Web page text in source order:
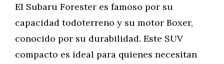
El Subaru Forester es famoso por su
capacidad todoterreno y su motor Boxer,
conocido por su durabilidad. Este SUV
compacto es ideal para quienes necesitan